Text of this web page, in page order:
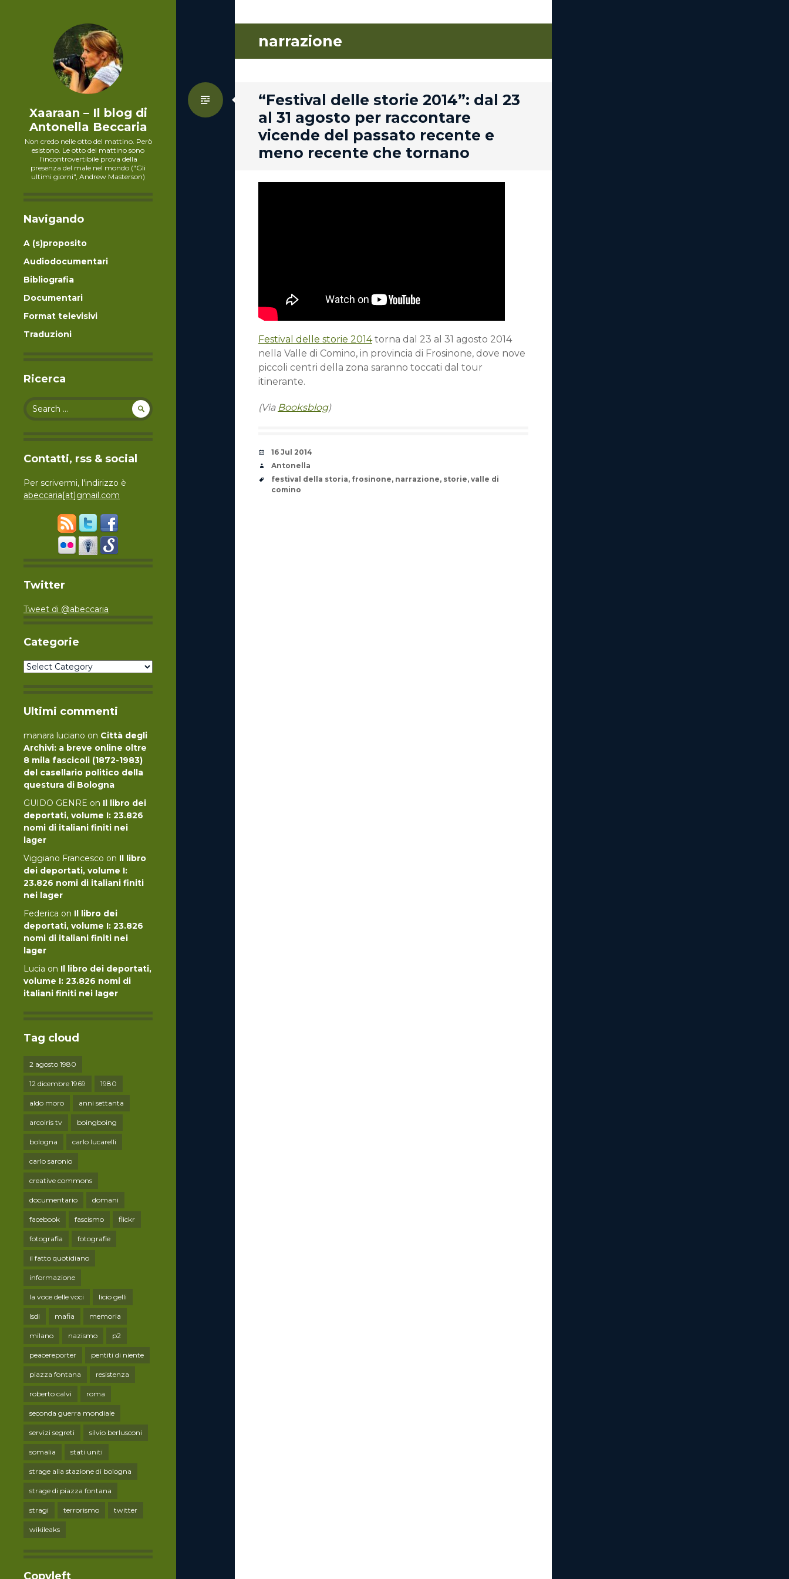
Xaaraan – Il blog di
Antonella Beccaria
Non credo nelle otto del mattino. Però
esistono. Le otto del mattino sono
l'incontrovertibile prova della
presenza del male nel mondo ("Gli
ultimi giorni", Andrew Masterson)
Navigando
A (s)proposito
Audiodocumentari
Bibliografia
Documentari
Format televisivi
Traduzioni
Ricerca
Search for:
Contatti, rss & social
Per scrivermi, l'indirizzo è
abeccaria[at]gmail.com
Twitter
Tweet di @abeccaria
Categorie
Categorie
Ultimi commenti
manara luciano on Città degli
Archivi: a breve online oltre
8 mila fascicoli (1872-1983)
del casellario politico della
questura di Bologna
GUIDO GENRE on Il libro dei
deportati, volume I: 23.826
nomi di italiani finiti nei
lager
Viggiano Francesco on Il libro
dei deportati, volume I:
23.826 nomi di italiani finiti
nei lager
Federica on Il libro dei
deportati, volume I: 23.826
nomi di italiani finiti nei
lager
Lucia on Il libro dei deportati,
volume I: 23.826 nomi di
italiani finiti nei lager
Tag cloud
2 agosto 1980
12 dicembre 1969 1980
aldo moro anni settanta
arcoiris tv boingboing
bologna carlo lucarelli
carlo saronio
creative commons
documentario domani
facebook fascismo flickr
fotografia fotografie
il fatto quotidiano
informazione
la voce delle voci licio gelli
lsdi mafia memoria
milano nazismo p2
peacereporter pentiti di niente
piazza fontana resistenza
roberto calvi roma
seconda guerra mondiale
servizi segreti silvio berlusconi
somalia stati uniti
strage alla stazione di bologna
strage di piazza fontana
stragi terrorismo twitter
wikileaks
Copyleft
narrazione
“Festival delle storie 2014”: dal 23
al 31 agosto per raccontare
vicende del passato recente e
meno recente che tornano
Standard
Festival delle storie 2014torna dal 23 al 31 agosto 2014
nella Valle di Comino, in provincia di Frosinone, dove nove
piccoli centri della zona saranno toccati dal tour
itinerante.
(Via Booksblog)
Date
16 Jul 2014
Author
Antonella
Tags
festival della storia, frosinone, narrazione, storie, valle di
comino